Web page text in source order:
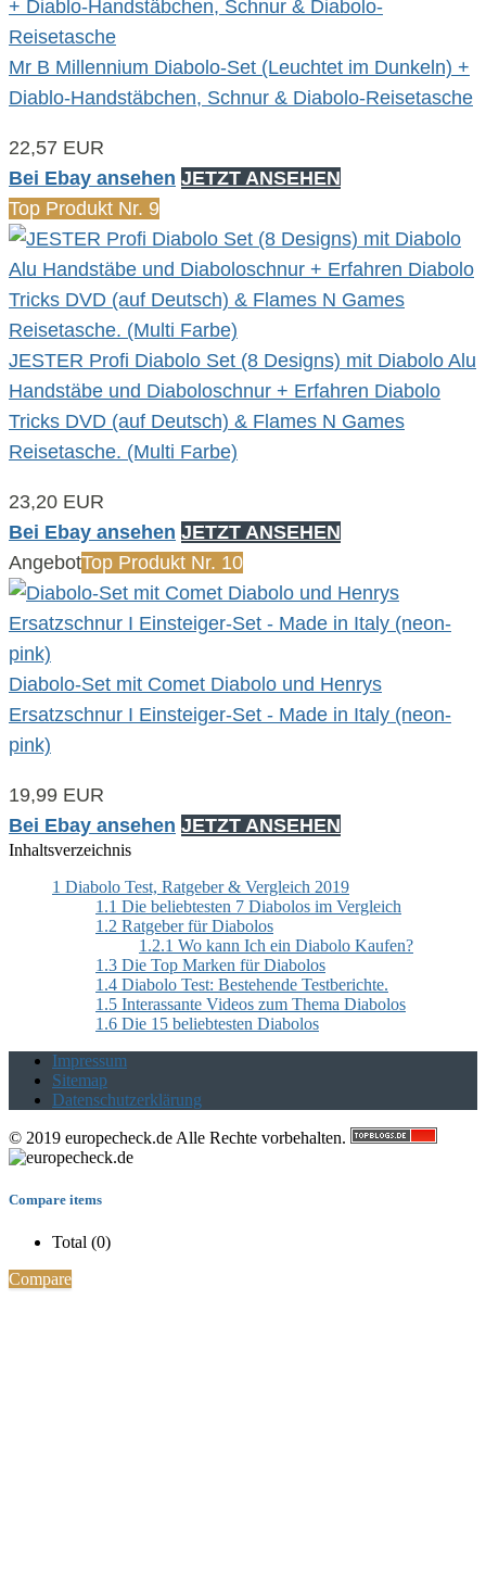
Mr B Millennium Diabolo-Set (Leuchtet im Dunkeln) +
Diablo-Handstäbchen, Schnur & Diabolo-Reisetasche
22,57 EUR
Bei Ebay ansehen JETZT ANSEHEN
Top Produkt Nr. 9
JESTER Profi Diabolo Set (8 Designs) mit Diabolo Alu
Handstäbe und Diaboloschnur + Erfahren Diabolo
Tricks DVD (auf Deutsch) & Flames N Games
Reisetasche. (Multi Farbe)
23,20 EUR
Bei Ebay ansehen JETZT ANSEHEN
AngebotTop Produkt Nr. 10
Diabolo-Set mit Comet Diabolo und Henrys
Ersatzschnur I Einsteiger-Set - Made in Italy (neon-
pink)
19,99 EUR
Bei Ebay ansehen JETZT ANSEHEN
Inhaltsverzeichnis
1 Diabolo Test, Ratgeber & Vergleich 2019
1.1 Die beliebtesten 7 Diabolos im Vergleich
1.2 Ratgeber für Diabolos
1.2.1 Wo kann Ich ein Diabolo Kaufen?
1.3 Die Top Marken für Diabolos
1.4 Diabolo Test: Bestehende Testberichte.
1.5 Interassante Videos zum Thema Diabolos
1.6 Die 15 beliebtesten Diabolos
Impressum
Sitemap
Datenschutzerklärung
© 2019 europecheck.de Alle Rechte vorbehalten.
Compare items
Total (0)
Compare